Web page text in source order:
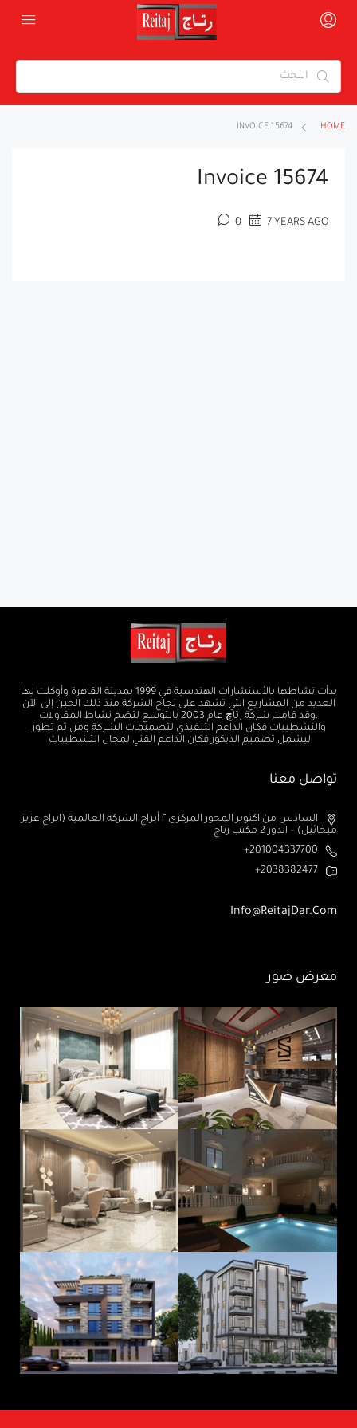
HOME
INVOICE 15674
Invoice 15674
7 YEARS AGO
0
بدأت نشاطها بالأستشارات الهندسية في 1999 بمدينة القاهرة وأوكلت لها
العديد من المشاريع التي تشهد على نجاح الشركة منذ ذلك الحين إلى الآن
.وقد قامت شركة رتاچ عام 2003 بالتوسع لتضم نشاط المقاولات
والتشطيبات فكان الداعم التنفيذي لتصميمات الشركة ومن ثم تطور
ليشمل تصميم الديكور فكان الداعم الفني لمجال التشطيبات
تواصل معنا
السادس من اكتوبر المحور المركزى ٢ أبراج الشركة العالمية (ابراج عزيز
ميخائيل) – الدور 2 مكتب رتاج
201004337700+
2038382477+
Info@ReitajDar.com
معرض صور